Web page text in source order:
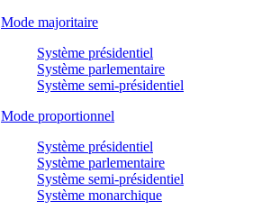
Mode majoritaire
Système présidentiel
Système parlementaire
Système semi-présidentiel
Mode proportionnel
Système présidentiel
Système parlementaire
Système semi-présidentiel
Système monarchique